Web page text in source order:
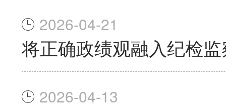
2026-04-21
将正确政绩观融入纪检
2026-04-13